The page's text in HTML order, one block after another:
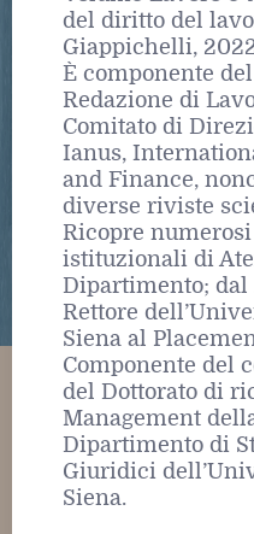
del diritto del
Giappichelli,
È componente
Redazione di
Comitato di
Ianus,
and Finance,
diverse riviste
Ricopre
istituzionali di
Dipartimento; dal
Rettore
Siena al
Componente del
del Dottorato di
Management
Dipartimento di
Giuridici
Siena.